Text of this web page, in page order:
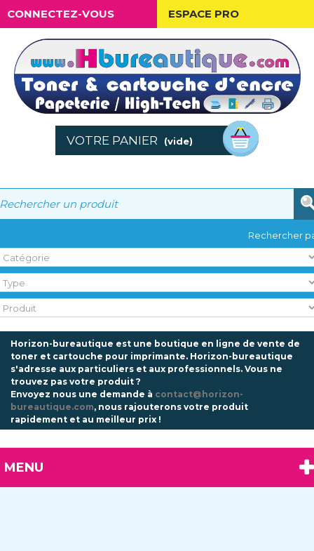
CONNECTEZ-VOUS ESPACE PRO
VOTRE PANIER (vide)
Rechercher
Horizon-bureautique est une boutique en ligne de vente de
toner et cartouche pour imprimante. Horizon-bureautique
s'adresse aux particuliers et aux professionnels. Vous ne
trouvez pas votre produit ?
Envoyez nous une demande à contact@horizon-
bureautique.com, nous rajouterons votre produit
rapidement et au meilleur prix !
MENU